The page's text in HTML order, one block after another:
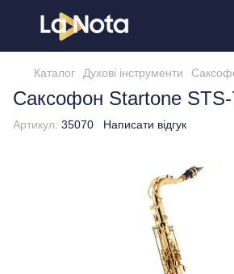
Каталог Духові інструменти
Саксофон Startone
Артикул: 35070 Написати відгук